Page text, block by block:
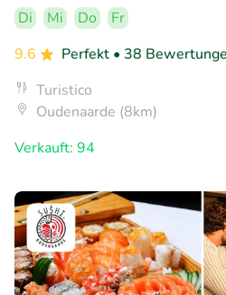
Di Mi Do
Fr
9.6
Perfekt • 38
Turistico
Oudenaarde (8km)
Verkauft: 94